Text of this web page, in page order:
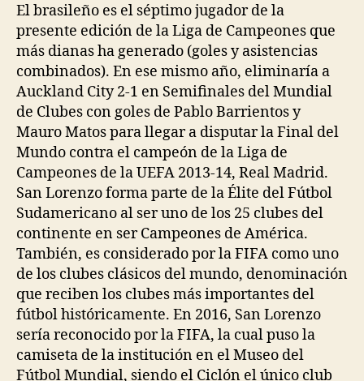
El brasileño es el séptimo jugador de la
presente edición de la Liga de Campeones que
más dianas ha generado (goles y asistencias
combinados). En ese mismo año, eliminaría a
Auckland City 2-1 en Semifinales del Mundial
de Clubes con goles de Pablo Barrientos y
Mauro Matos para llegar a disputar la Final del
Mundo contra el campeón de la Liga de
Campeones de la UEFA 2013-14, Real Madrid.
San Lorenzo forma parte de la Élite del Fútbol
Sudamericano al ser uno de los 25 clubes del
continente en ser Campeones de América.
También, es considerado por la FIFA como uno
de los clubes clásicos del mundo, denominación
que reciben los clubes más importantes del
fútbol históricamente. En 2016, San Lorenzo
sería reconocido por la FIFA, la cual puso la
camiseta de la institución en el Museo del
Fútbol Mundial, siendo el Ciclón el único club